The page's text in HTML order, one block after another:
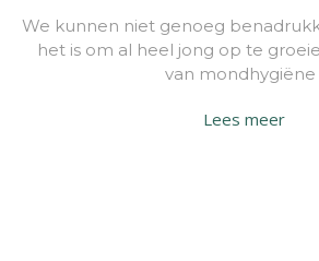
We kunnen niet genoeg
het is om al heel jong op te
van mondhygiëne
Lees meer